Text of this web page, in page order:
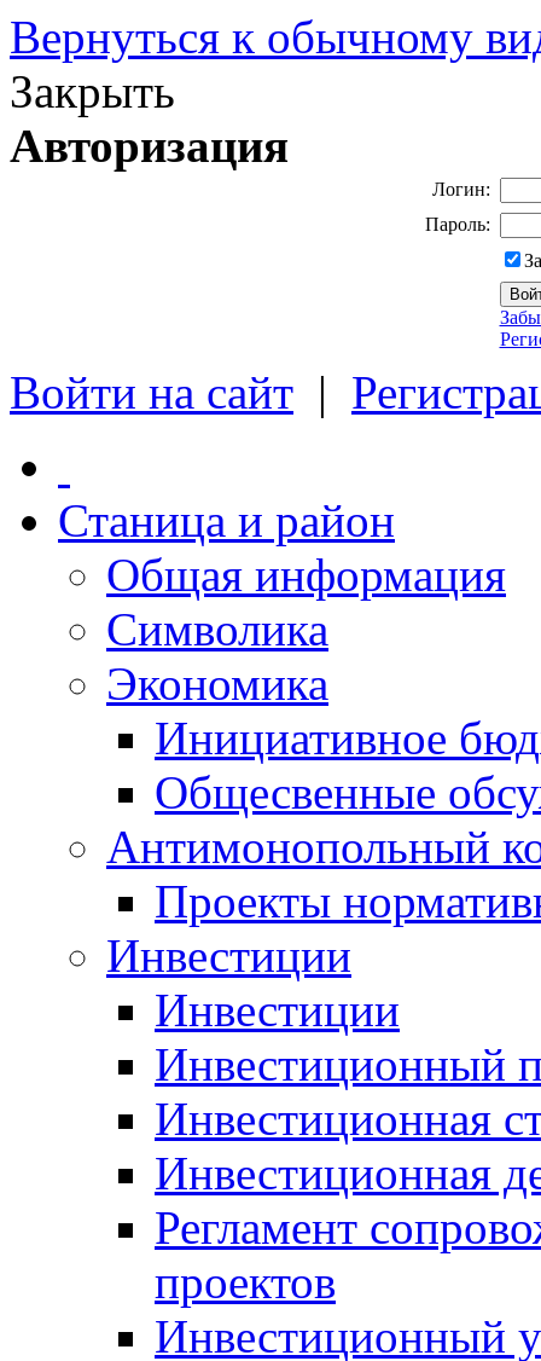
Вернуться к обычному
Закрыть
Авторизация
Логин:
Пароль:
Войти на сайт |
Станица и район
Общая информация
Символика
Экономика
Инициативное
Общесвенные
Антимонопольный
Проекты
Инвестиции
Инвестиции
Инвестиционный
Инвестиционная
Инвестиционная
Регламент
проектов
Инвестиционный